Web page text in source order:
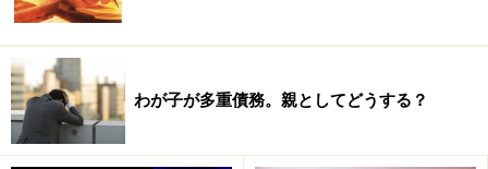
わが子が多重債務。親としてどうする？